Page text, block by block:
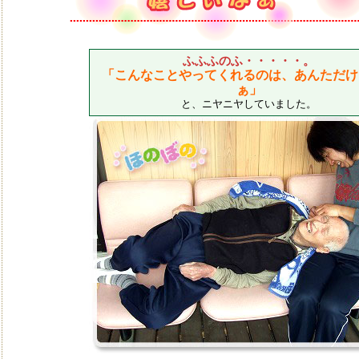
ふふふのふ・・・・・。
「こんなことやってくれるのは、あんただ
ぁ」
と、ニヤニヤしていました。